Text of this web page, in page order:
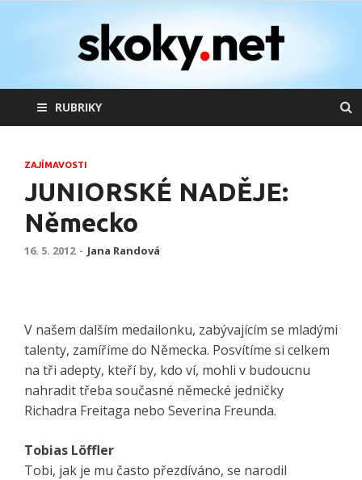
skoky.net
skoky na lyžích
RUBRIKY
ZAJÍMAVOSTI
JUNIORSKÉ NADĚJE:
Německo
16. 5. 2012 - Jana Randová
V našem dalším medailonku, zabývajícím se mladými
talenty, zamíříme do Německa. Posvítíme si celkem
na tři adepty, kteří by, kdo ví, mohli v budoucnu
nahradit třeba současné německé jedničky
Richadra Freitaga nebo Severina Freunda.
Tobias Löffler
Tobi, jak je mu často přezdíváno, se narodil